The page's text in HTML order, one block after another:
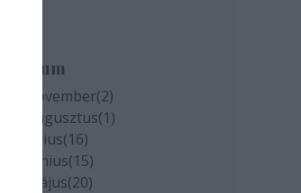
Archívum
2020 november(2)
2020 augusztus(1)
2020 július(16)
2020 június(15)
2020 május(20)